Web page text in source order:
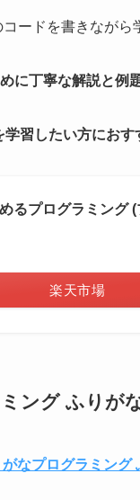
ードを書きながら
に丁寧な解説と例
習したい方におす
るプログラミング
楽天市場
ング ふりが
なプログラミング